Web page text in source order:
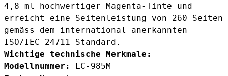
4,8 ml hochwertiger Magenta-Tinte und
erreicht eine Seitenleistung von 260 Seiten
gemäss dem international anerkannten
ISO/IEC 24711 Standard.
Wichtige technische Merkmale:
Modellnummer:
LC-985M